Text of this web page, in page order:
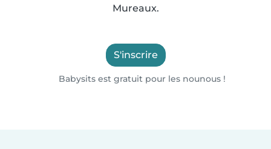
Mureaux.
S'inscrire
Babysits est gratuit pour les nounous !